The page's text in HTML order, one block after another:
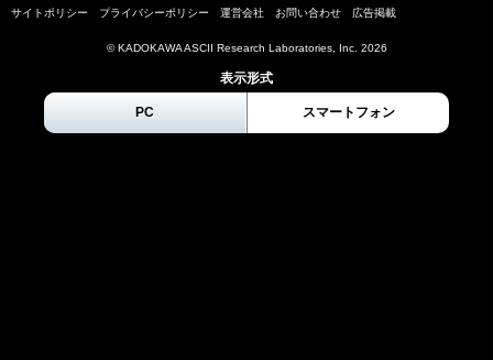
サイトポリシー プライバシーポリシー 運営会社 お問い合わせ 広告掲載
© KADOKAWA ASCII Research Laboratories, Inc. 2026
表示形式
PC スマートフォン